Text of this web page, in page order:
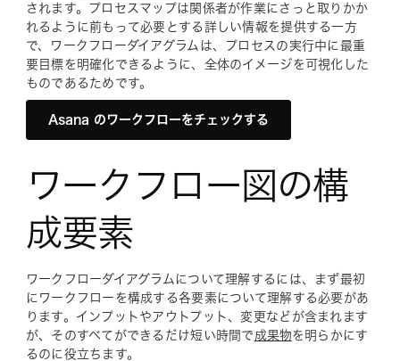
されます。プロセスマップは関係者が作業にさっと取りかか
れるように前もって必要とする詳しい情報を提供する一方
で、ワークフローダイアグラムは、プロセスの実行中に最重
要目標を明確化できるように、全体のイメージを可視化した
ものであるためです。
Asana のワークフローをチェックする
ワークフロー図の構
成要素
ワークフローダイアグラムについて理解するには、まず最初
にワークフローを構成する各要素について理解する必要があ
ります。インプットやアウトプット、変更などが含まれます
が、そのすべてができるだけ短い時間で 成果物を明らかにす
るのに役立ちます。